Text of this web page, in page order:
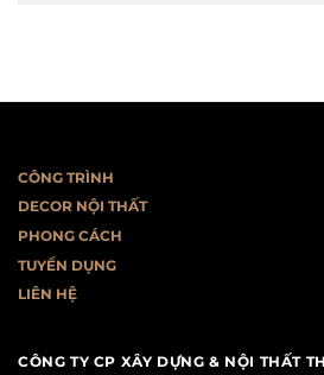
CÔNG TRÌNH
DECOR NỘI THẤT
PHONG CÁCH
TUYỂN DỤNG
LIÊN HỆ
CÔNG TY CP XÂY DỰNG & NỘI THẤT